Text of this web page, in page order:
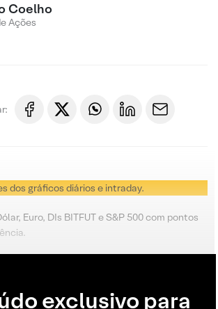
Coelho
Ações
dos gráficos diários e intraday.
Euro, DIs BITFUT e S&P 500 com pontos
exclusivo para